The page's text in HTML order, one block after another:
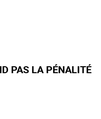
PAS LA PÉNALITÉ